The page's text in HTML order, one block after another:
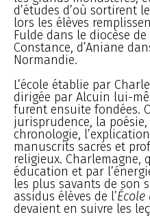
d’études d’où sortirent
lors les élèves
Fulde dans le diocèse
Constance, d’Aniane
Normandie.
L’école établie par
dirigée par Alcuin lui-
furent ensuite fondées.
jurisprudence, la
chronologie,
manuscrits sacrés et
religieux. Charlemagne,
éducation et par
les plus savants de son
assidus élèves de l’
devaient en suivre les